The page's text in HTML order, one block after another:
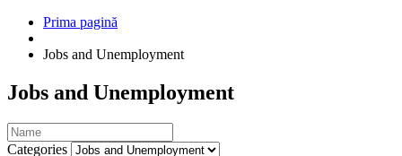
Prima pagină
Jobs and Unemployment
Jobs and Unemployment
Categories